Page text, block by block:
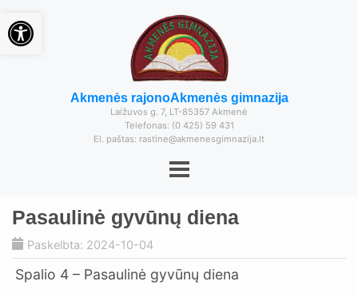
Akmenės rajonoAkmenės gimnazija
Laižuvos g. 7, LT-85357 Akmenė
Telefonas: (0 425) 59 431
El. paštas: rastine@akmenesgimnazija.lt
Pasaulinė gyvūnų diena
Paskelbta: 2024-10-04
Spalio 4 – Pasaulinė gyvūnų diena
Open toolbar